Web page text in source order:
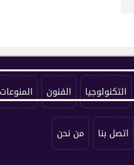
التكنولوجيا الفنون المنوعات
اتصل بنا من نحن